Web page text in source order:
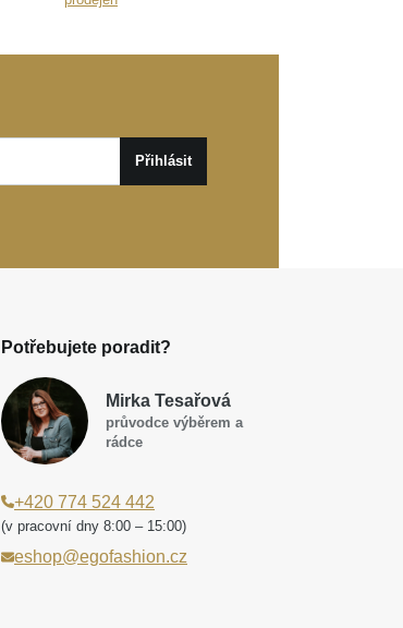
Přihlásit
Potřebujete poradit?
Mirka Tesařová
průvodce výběrem a
rádce
+420 774 524 442
(v pracovní dny 8:00 – 15:00)
eshop@egofashion.cz